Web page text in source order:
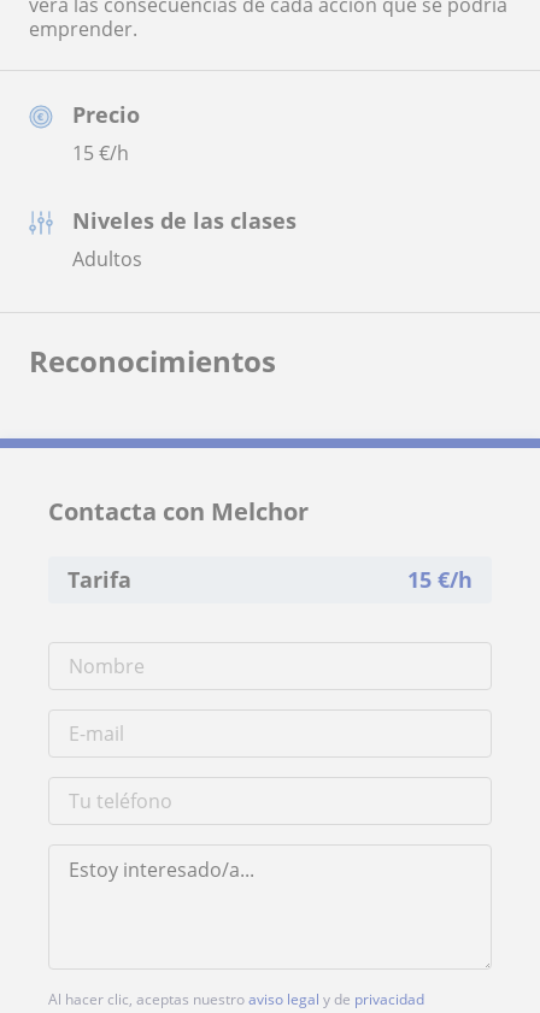
Precio
15€/h
Niveles de las clases
Adultos
emprender.
Reconocimientos
Contacta con Melchor
Tarifa 15 €/h
Al hacer clic, aceptas nuestroaviso legal y de privacidad